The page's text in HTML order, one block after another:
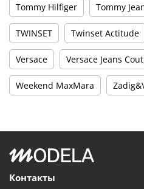
Tommy Hilfiger Tommy
TWINSET Twinset Actitude
Versace Versace Jeans
Weekend MaxMara
Контакты